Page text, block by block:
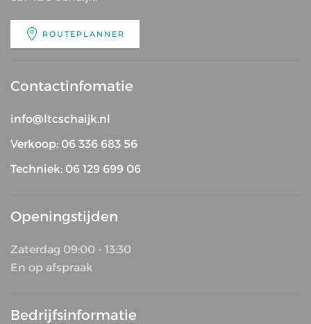
ROUTEPLANNER
Contactinfomatie
info@ltcschaijk.nl
Verkoop: 06 336 683 56
Techniek: 06 129 699 06
Openingstijden
Zaterdag 09:00 - 13:30
En op afspraak
Bedrijfsinformatie